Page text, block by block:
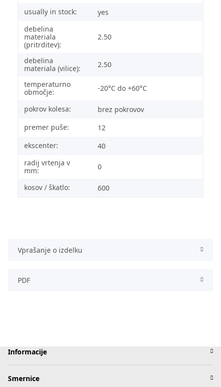
usually in stock:
yes
debelina
materiala
(pritrditev):
2.50
debelina
materiala (vilice):
2.50
temperaturno
območje:
-20°C do +60°C
pokrov kolesa:
brez pokrovov
premer puše:
12
ekscenter:
40
radij vrtenja v
mm:
0
kosov / škatlo: 600
Vprašanje o izdelku
PDF
Informacije
Smernice